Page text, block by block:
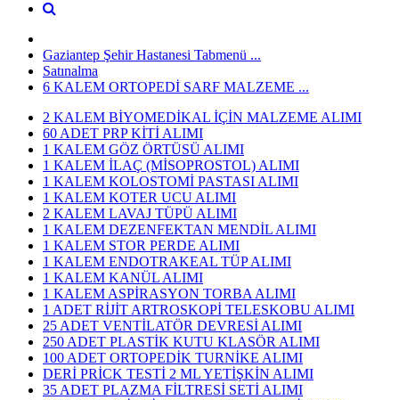
Gaziantep Şehir Hastanesi Tabmenü ...
Satınalma
6 KALEM ORTOPEDİ SARF MALZEME ...
2 KALEM BİYOMEDİKAL İÇİN MALZEME ALIMI
60 ADET PRP KİTİ ALIMI
1 KALEM GÖZ ÖRTÜSÜ ALIMI
1 KALEM İLAÇ (MİSOPROSTOL) ALIMI
1 KALEM KOLOSTOMİ PASTASI ALIMI
1 KALEM KOTER UCU ALIMI
2 KALEM LAVAJ TÜPÜ ALIMI
1 KALEM DEZENFEKTAN MENDİL ALIMI
1 KALEM STOR PERDE ALIMI
1 KALEM ENDOTRAKEAL TÜP ALIMI
1 KALEM KANÜL ALIMI
1 KALEM ASPİRASYON TORBA ALIMI
1 ADET RİJİT ARTROSKOPİ TELESKOBU ALIMI
25 ADET VENTİLATÖR DEVRESİ ALIMI
250 ADET PLASTİK KUTU KLASÖR ALIMI
100 ADET ORTOPEDİK TURNİKE ALIMI
DERİ PRİCK TESTİ 2 ML YETİŞKİN ALIMI
35 ADET PLAZMA FİLTRESİ SETİ ALIMI